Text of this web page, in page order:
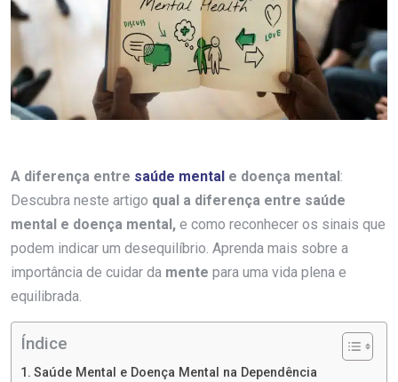
A diferença entre saúde mental e doença mental :
Descubra neste artigo qual a diferença entre saúde
mental e doença mental, e como reconhecer os sinais que
podem indicar um desequilíbrio. Aprenda mais sobre a
importância de cuidar da mente para uma vida plena e
equilibrada.
Índice
Saúde Mental e Doença Mental na Dependência